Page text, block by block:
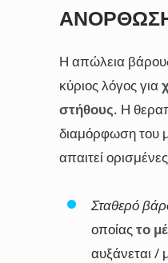
Η απώλεια
κύριος λόγος για
στήθους. Η
διαμόρφωση του
απαιτεί
Σταθερό
οποίαςτο
αυξάνεται /